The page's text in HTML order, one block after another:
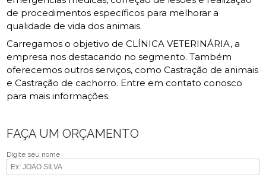
de procedimentos específicos para melhorar a
qualidade de vida dos animais.
Carregamos o objetivo de CLÍNICA VETERINÁRIA, a
empresa nos destacando no segmento. Também
oferecemos outros serviços, como Castração de animais
e Castração de cachorro. Entre em contato conosco
para mais informações.
FAÇA UM ORÇAMENTO
Digite seu nome